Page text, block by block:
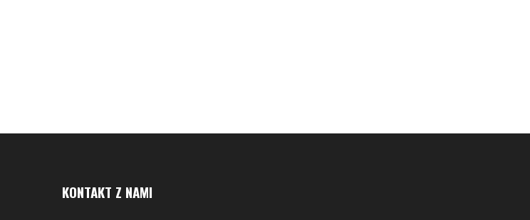
KONTAKT Z NAMI